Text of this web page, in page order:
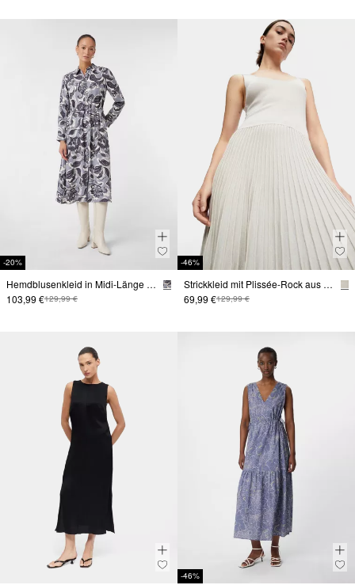
-20%
Hemdblusenkleid in Midi-Länge mit Bindegürtel
103,99 €129,99 €
-46%
Strickkleid mit Plissée-Rock aus Glitzergarn
69,99 €129,99 €
-46%